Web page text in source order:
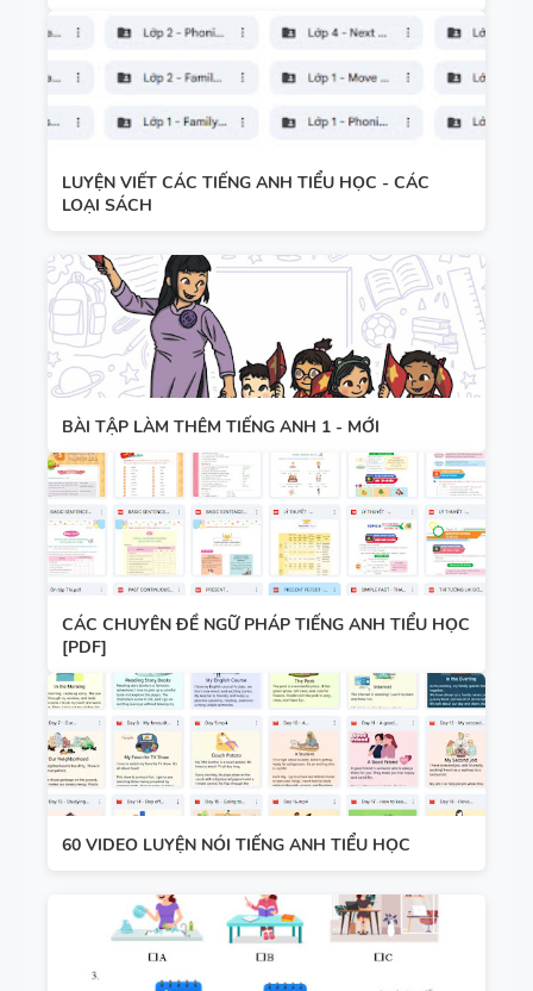
LUYỆN VIẾT CÁC TIẾNG ANH TIỂU HỌC - CÁC
LOẠI SÁCH
BÀI TẬP LÀM THÊM TIẾNG ANH 1 - MỚI
CÁC CHUYÊN ĐỀ NGỮ PHÁP TIẾNG ANH TIỂU HỌC
[PDF]
60 VIDEO LUYỆN NÓI TIẾNG ANH TIỂU HỌC